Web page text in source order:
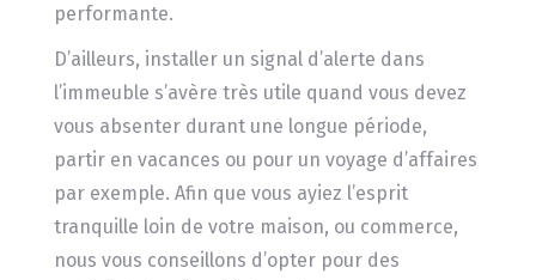
performante.
D’ailleurs, installer un signal d’alerte dans
l’immeuble s’avère très utile quand vous devez
vous absenter durant une longue période,
partir en vacances ou pour un voyage d’affaires
par exemple. Afin que vous ayiez l’esprit
tranquille loin de votre maison, ou commerce,
nous vous conseillons d’opter pour des